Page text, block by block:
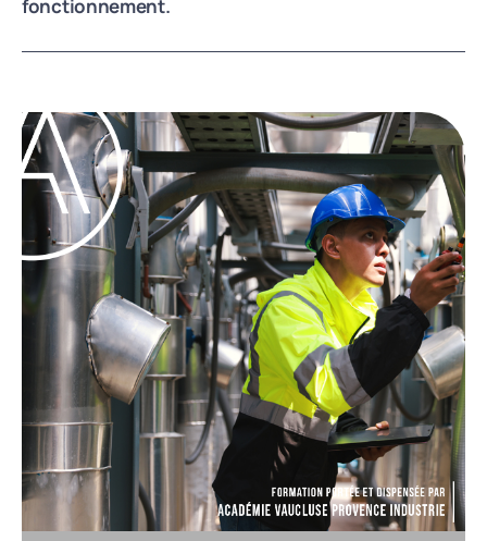
fonctionnement.